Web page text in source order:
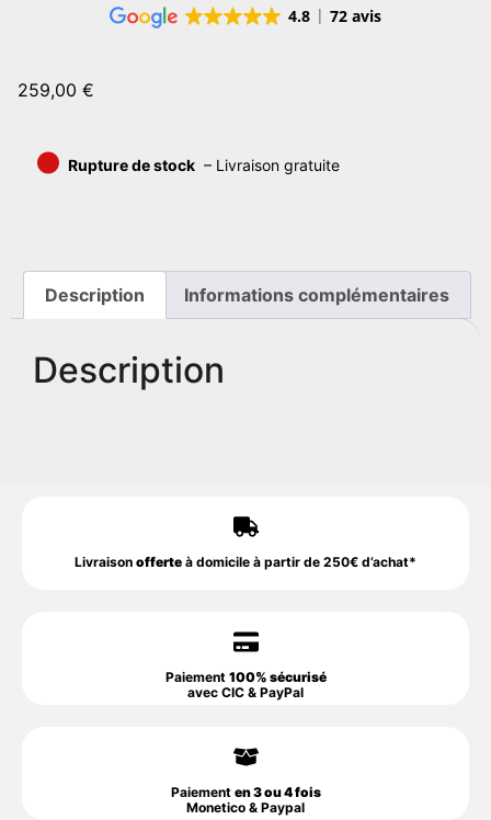
4.8 72 avis
259,00 €
• Rupture de stock – Livraison gratuite
Description Informations complémentaires
Description
Livraison offerte à domicile à partir de 250€ d’achat*
Paiement 100% sécurisé
avec CIC & PayPal
Paiement en 3 ou 4 fois
Monetico & Paypal